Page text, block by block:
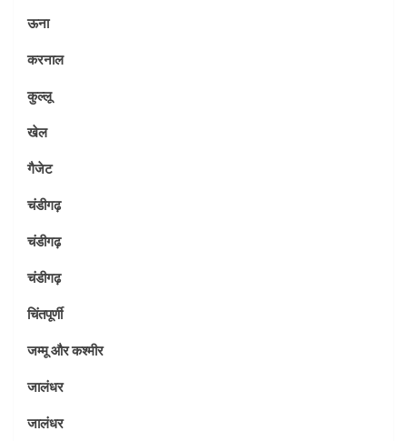
ऊना
करनाल
कुल्लू
खेल
गैजेट
चंडीगढ़
चंडीगढ़
चंडीगढ़
चिंतपूर्णी
जम्मू और कश्मीर
जालंधर
जालंधर